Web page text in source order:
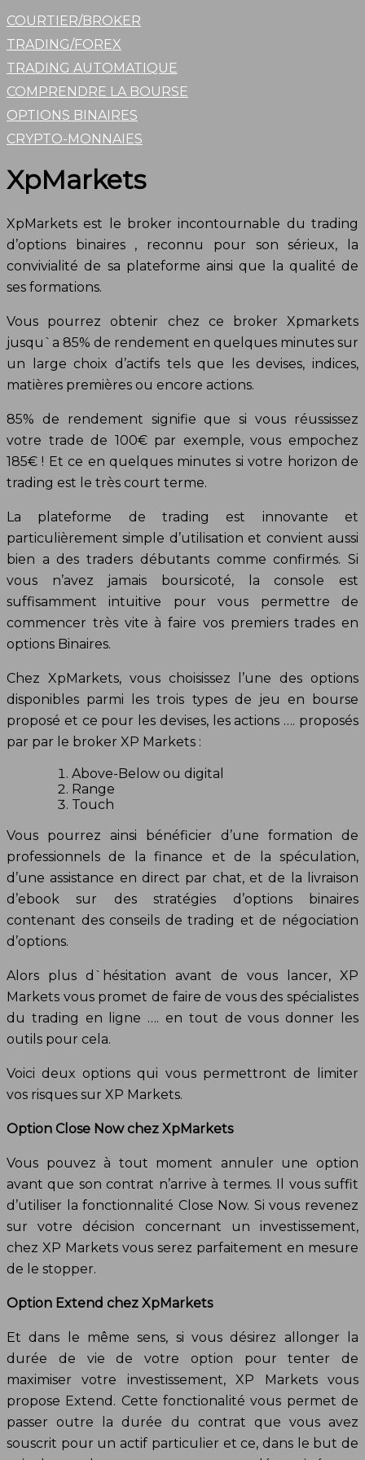
COURTIER/BROKER
TRADING/FOREX
TRADING AUTOMATIQUE
COMPRENDRE LA BOURSE
OPTIONS BINAIRES
CRYPTO-MONNAIES
XpMarkets
XpMarkets est le broker incontournable du trading
d’options binaires , reconnu pour son sérieux, la
convivialité de sa plateforme ainsi que la qualité de
ses formations.
Vous pourrez obtenir chez ce broker Xpmarkets
jusqu`a 85% de rendement en quelques minutes sur
un large choix d’actifs tels que les devises, indices,
matières premières ou encore actions.
85% de rendement signifie que si vous réussissez
votre trade de 100€ par exemple, vous empochez
185€ ! Et ce en quelques minutes si votre horizon de
trading est le très court terme.
La plateforme de trading est innovante et
particulièrement simple d’utilisation et convient aussi
bien a des traders débutants comme confirmés. Si
vous n’avez jamais boursicoté, la console est
suffisamment intuitive pour vous permettre de
commencer très vite à faire vos premiers trades en
options Binaires.
Chez XpMarkets, vous choisissez l’une des options
disponibles parmi les trois types de jeu en bourse
proposé et ce pour les devises, les actions …. proposés
par par le broker XP Markets :
Above-Below ou digital
Range
Touch
Vous pourrez ainsi bénéficier d’une formation de
professionnels de la finance et de la spéculation,
d’une assistance en direct par chat, et de la livraison
d’ebook sur des stratégies d’options binaires
contenant des conseils de trading et de négociation
d’options.
Alors plus d`hésitation avant de vous lancer, XP
Markets vous promet de faire de vous des spécialistes
du trading en ligne …. en tout de vous donner les
outils pour cela.
Voici deux options qui vous permettront de limiter
vos risques sur XP Markets.
Option Close Now chez XpMarkets
Vous pouvez à tout moment annuler une option
avant que son contrat n’arrive à termes. Il vous suffit
d’utiliser la fonctionnalité Close Now. Si vous revenez
sur votre décision concernant un investissement,
chez XP Markets vous serez parfaitement en mesure
de le stopper.
Option Extend chez XpMarkets
Et dans le même sens, si vous désirez allonger la
durée de vie de votre option pour tenter de
maximiser votre investissement, XP Markets vous
propose Extend. Cette fonctionalité vous permet de
passer outre la durée du contrat que vous avez
souscrit pour un actif particulier et ce, dans le but de